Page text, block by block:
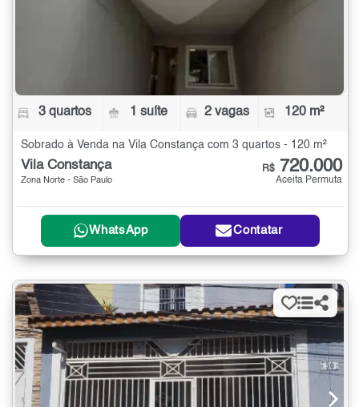
3 quartos 1 suíte 2 vagas 120 m²
Sobrado à Venda na Vila Constança com 3 quartos - 120 m²
Vila Constança
Zona Norte - São Paulo
R$ 720.000
Aceita Permuta
WhatsApp Contatar